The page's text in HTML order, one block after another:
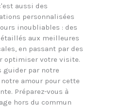
aussi des
personnalisées
inoubliables : des
aux meilleures
en passant par des
optimiser votre visite.
guider par notre
amour pour cette
Préparez-vous à
hors du commun